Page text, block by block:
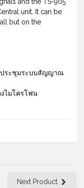
unit. It can be
but on the
ประชุมระบบสัญญาณ
ไมโครโฟน
Next Product